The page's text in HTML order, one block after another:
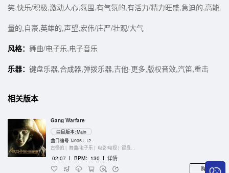
笑,快乐/积极,激动人心,氛围,有气氛的,有活力/精力旺盛,急迫的,高能
量的,自豪,英雄的,声望,宏伟/庄严/壮观/大气
风格： 舞曲/电子乐,电子音乐
乐器： 键盘乐器,合成器,弹拨乐器,吉他-更多,版权音效,汽笛,重击
相关版本
Gang Warfare
曲目版本: Main
曲目编号:TJ0051-12
古怪的 | 舞曲/电子乐 | 电影/电视 | 键盘乐器
02:07 I BPM：130 I 详情
购买